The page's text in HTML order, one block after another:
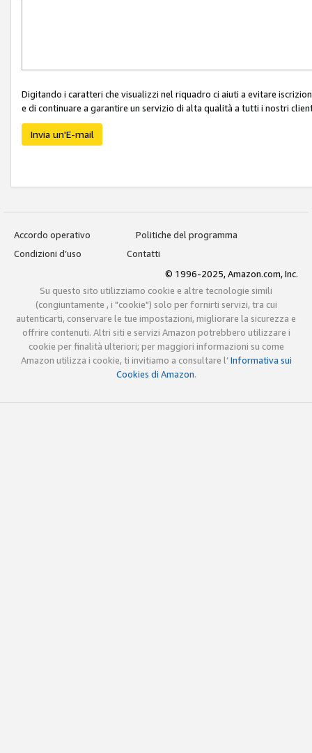
Digitando i caratteri che visualizzi nel riquadro ci aiuti a evitare
e di continuare a garantire un servizio di alta qualità a tutti i nostri
Invia un'E-mail
Accordo operativo
Politiche del programma
Condizioni d’uso
Contatti
© 1996-2025, Amazon.com, Inc.
Su questo sito utilizziamo cookie e altre tecnologie simili
(congiuntamente , i "cookie") solo per fornirti servizi, tra cui
autenticarti, conservare le tue impostazioni, migliorare la sicurezza e
offrire contenuti. Altri siti e servizi Amazon potrebbero utilizzare i
cookie per finalità ulteriori; per maggiori informazioni su come
Amazon utilizza i cookie, ti invitiamo a consultare l’Informativa sui
Cookies di Amazon.